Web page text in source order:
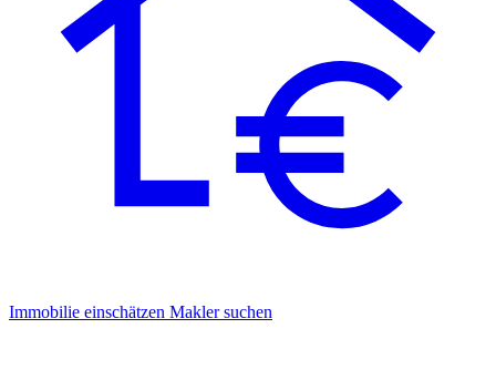
Immobilie einschätzen Makler suchen